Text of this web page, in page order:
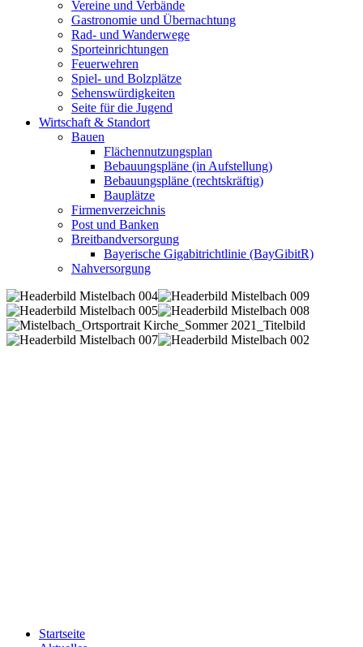
Vereine und Verbände
Gastronomie und Übernachtung
Rad- und Wanderwege
Sporteinrichtungen
Feuerwehren
Spiel- und Bolzplätze
Sehenswürdigkeiten
Seite für die Jugend
Wirtschaft & Standort
Bauen
Flächennutzungsplan
Bebauungspläne (in Aufstellung)
Bebauungspläne (rechtskräftig)
Bauplätze
Firmenverzeichnis
Post und Banken
Breitbandversorgung
Bayerische Gigabitrichtlinie (BayGibitR)
Nahversorgung
Startseite